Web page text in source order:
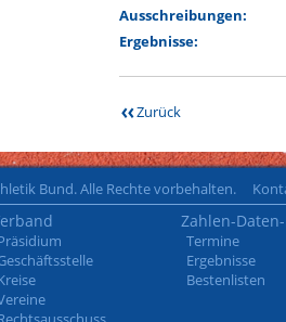
Ausschreibungen:
Ergebnisse:
Zurück
Bund. Alle Rechte vorbehalten.
Zahlen-
Termine
Ergebnisse
Bestenlisten